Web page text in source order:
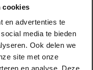
cookies
en advertenties te
media te bieden
Ook delen we
site met onze
of
as
more
of
we